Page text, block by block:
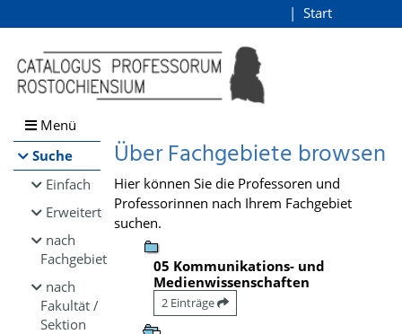
Browsen
direkt zum Inhalt
Start
Menü
Suche
Einfach
Erweitert
nach
Fachgebiet
nach
Fakultät /
Sektion
Über Fachgebiete browsen
Hier können Sie die Professoren und
Professorinnen nach Ihrem Fachgebiet
suchen.
05 Kommunikations- und
Medienwissenschaften
2 Einträge